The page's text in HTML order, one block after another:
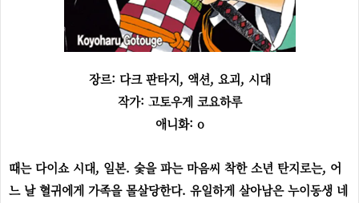
장르: 다크 판타지, 액션, 요괴, 시대
작가: 고토우게 코요하루
애니화: o
때는 다이쇼 시대, 일본. 숯을 파는 마음씨 착한 소년 탄지로는, 어
느 날 혈귀에게 가족을 몰살당한다. 유일하게 살아남은 누이동생 네